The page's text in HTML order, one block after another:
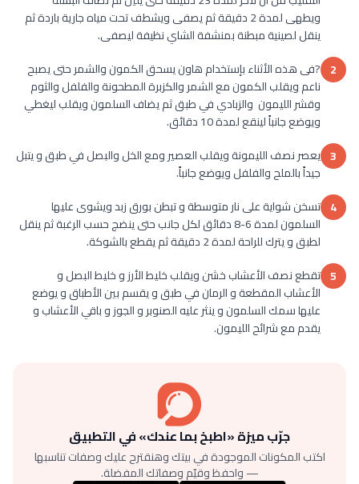
ويطهى لمدة 2 دقيقة ثم يصفى ويشطف تحت مياه جارية باردة ثم
ينقل لصينية مبطنة بمنشفة الشاي نظيفة ليصفى.
2 ?فى هذه الأثناء بإستخدام هاون يسحق الكمون والشمر حتى يصبح
ناعم ويقلب الكمون مع الشمر والكزبرة المطحونة والفلفل والثوم
وقشر الليمون والزبادي في طبق ثم يضاف السلمون ويقلب ليغطي
ويوضع جانباً لينقع لمدة 10 دقائق.
3 يعصر نصف الليمونة ويقلب العصير ومع الخل والبصل في طبق و يتبل
جيداً بالملح والفلفل ويوضع جانباً.
4 تسخن شواية على نار متوسطة و تبطن بورق زبد ويشوى عليها
السلمون لمدة 6-8 دقائق لكل جانب حتى ينضج حسب الرغبة ثم ينقل
لطبق و يترك للراحة لمدة 2 دقيقة ثم يقطع بالشوكة.
5 تقطع نصف الأعشاب خشن ويقلب خليط الأرز و خليط البصل و
الأعشاب المقطعة و الرمان في طبق و يقسم بين الأطباق و يوضع
عليها سمك السلمون و ينثر عليه الصنوبر و الجوز و باقي الأعشاب و
يقدم مع شرائح الليمون.
جرّب ميزة «اطبخ بما عندك» في التطبيق
اكتب المكونات الموجودة في بيتك وهنقترح عليك وصفات تناسبها
— واحفظ وقيّم وصفاتك المفضلة.